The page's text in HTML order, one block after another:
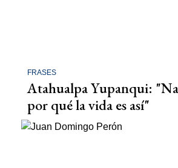
FRASES
Atahualpa Yupanqui:
por qué la vida es así"